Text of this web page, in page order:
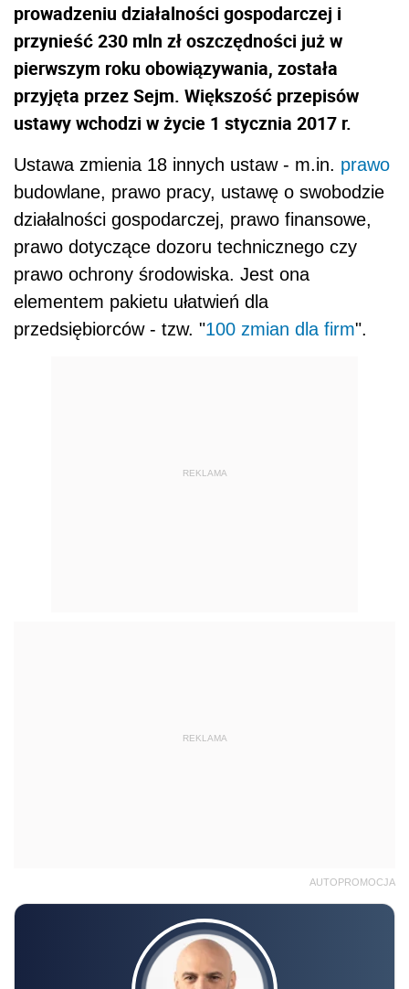
prowadzeniu działalności gospodarczej i
przynieść 230 mln zł oszczędności już w
pierwszym roku obowiązywania, została
przyjęta przez Sejm. Większość przepisów
ustawy wchodzi w życie 1 stycznia 2017 r.
Ustawa zmienia 18 innych ustaw - m.in. prawo
budowlane, prawo pracy, ustawę o swobodzie
działalności gospodarczej, prawo finansowe,
prawo dotyczące dozoru technicznego czy
prawo ochrony środowiska. Jest ona
elementem pakietu ułatwień dla
przedsiębiorców - tzw. "100 zmian dla firm".
REKLAMA
REKLAMA
AUTOPROMOCJA